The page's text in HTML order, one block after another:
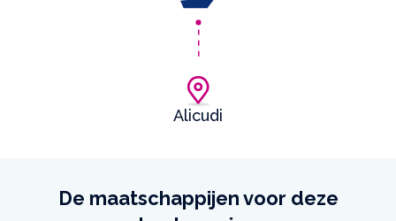
Alicudi
De maatschappijen voor deze